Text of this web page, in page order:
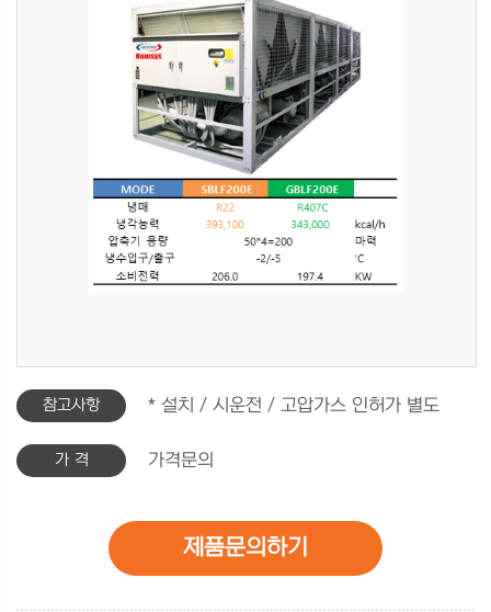
참고사항 * 설치 / 시운전 / 고압가스 인허가 별도
가 격 가격문의
제품문의하기